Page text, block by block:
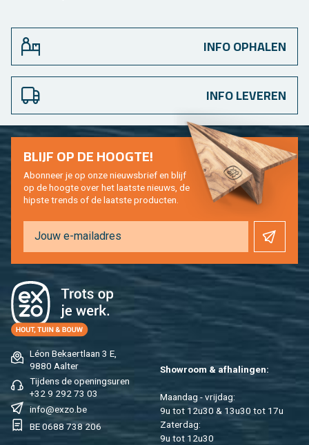
INFO OPHALEN
INFO LEVEREN
Léon Be­kaert­laan 3 E,
9880 Aal­ter
Tij­dens de ope­nings­uren
+32 9 292 73 03
info@​exzo.​be
BE 0688 738 206
Show­room & af­ha­lin­gen:
Maan­dag - vrij­dag:
9u tot 12u30 & 13u30 tot 17u
Za­ter­dag:
9u tot 12u30
BLIJF OP DE HOOG­TE!
Abon­neer je op onze nieuws­brief en blijf
op de hoog­te over het laat­ste nieuws, de
hip­s­te trends of de laat­ste pro­duc­ten.